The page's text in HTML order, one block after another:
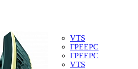
VTS
ГРЕЕРС
ГРЕЕРС
VTS